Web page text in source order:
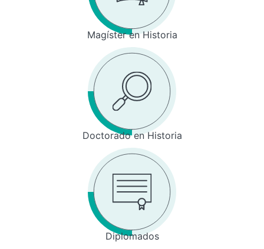
Magíster en Historia
Doctorado en Historia
Diplomados